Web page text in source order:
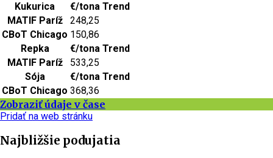
Kukurica
€/tona Trend
MATIF Paríž
248,25
CBoT Chicago 150,86
Repka
€/tona Trend
MATIF Paríž
533,25
Sója
€/tona Trend
CBoT Chicago 368,36
Zobraziť údaje v čase
Pridať na web stránku
Najbližšie podujatia